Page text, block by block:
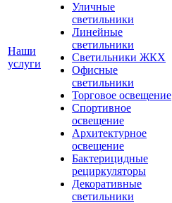
Наши
услуги
Уличные
светильники
Линейные
светильники
Светильники ЖКХ
Офисные
светильники
Торговое освещение
Спортивное
освещение
Архитектурное
освещение
Бактерицидные
рециркуляторы
Декоративные
светильники